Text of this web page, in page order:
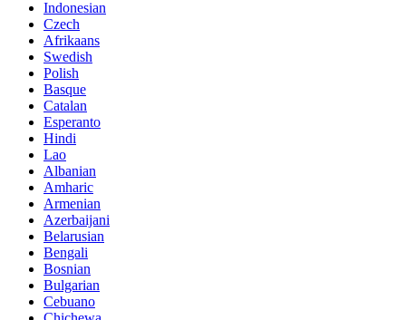
Indonesian
Czech
Afrikaans
Swedish
Polish
Basque
Catalan
Esperanto
Hindi
Lao
Albanian
Amharic
Armenian
Azerbaijani
Belarusian
Bengali
Bosnian
Bulgarian
Cebuano